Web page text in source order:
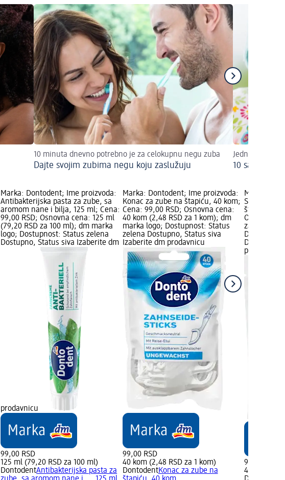
10 minuta dnevno potrebno je za celokupnu negu zuba
Dajte svojim zubima negu koju zaslužuju
Jednostavni
10 saveta za
Marka: Dontodent; Ime proizvoda:
Antibakterijska pasta za zube, sa
aromom nane i bilja, 125 ml; Cena:
99,00 RSD; Osnovna cena: 125 ml
(79,20 RSD za 100 ml); dm marka
logo; Dostupnost: Status zelena
Dostupno, Status siva Izaberite dm
prodavnicu
99,00 RSD
125 ml (79,20 RSD za 100 ml)
DontodentAntibakterijska pasta za
Marka: Dontodent; Ime proizvoda:
Konac za zube na štapiću, 40 kom;
Cena: 99,00 RSD; Osnovna cena:
40 kom (2,48 RSD za 1 kom); dm
marka logo; Dostupnost: Status
zelena Dostupno, Status siva
Izaberite dm prodavnicu
99,00 RSD
40 kom (2,48 RSD za 1 kom)
DontodentKonac za zube na
Marka:
SENSITIVE
štapiću, 40
Osnovna
za 1 kom);
Dostupno,
prodavnicu
99,00 RSD
40 kom